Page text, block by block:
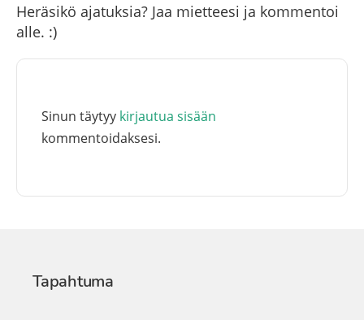
Heräsikö ajatuksia? Jaa mietteesi ja kommentoi
alle. :)
Sinun täytyy kirjautua sisään
kommentoidaksesi.
Tapahtuma